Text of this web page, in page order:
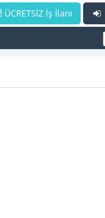
ÜCRETSİZ İş İlanı